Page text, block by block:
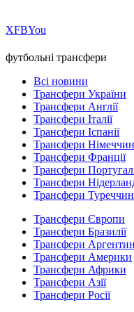
ХFBYou
футбольні трансфери
Всі новини
Трансфери України
Трансфери Англії
Трансфери Італії
Трансфери Іспанії
Трансфери
Трансфери Франції
Трансфери
Трансфери
Трансфери
Трансфери Європи
Трансфери Бразилії
Трансфери
Трансфери Америки
Трансфери Африки
Трансфери Азії
Трансфери Росії